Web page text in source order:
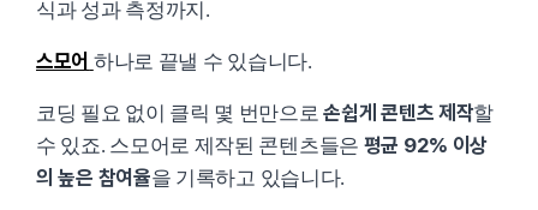
식과 성과 측정까지.
스모어 하나로 끝낼 수 있습니다.
코딩 필요 없이 클릭 몇 번만으로손쉽게 콘텐츠 제작할
수 있죠. 스모어로 제작된 콘텐츠들은 평균 92% 이상
의 높은 참여율을 기록하고 있습니다.